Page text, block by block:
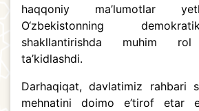
haqqoniy ma’lumotlar
O‘zbekistonning
shakllantirishda muhim rol
ta’kidlashdi.
Darhaqiqat, davlatimiz rahbari
mehnatini doimo e’tirof etar